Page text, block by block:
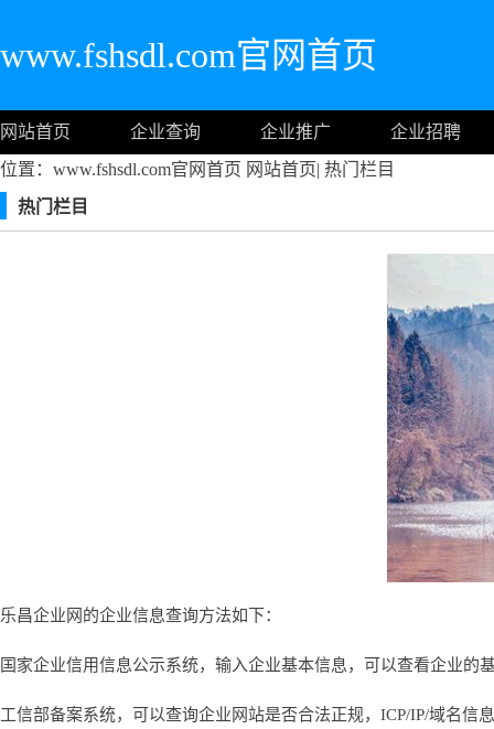
www.fshsdl.com官网首页
网站首页 企业查询 企业推广
企业招聘
位置：www.fshsdl.com官网首页 网站首页| 热门栏目
热门栏目
乐昌企业网的企业信息查询方法如下：
国家企业信用信息公示系统，输入企业基本信息，可以查看企业的
工信部备案系统，可以查询企业网站是否合法正规，ICP/IP/域名信